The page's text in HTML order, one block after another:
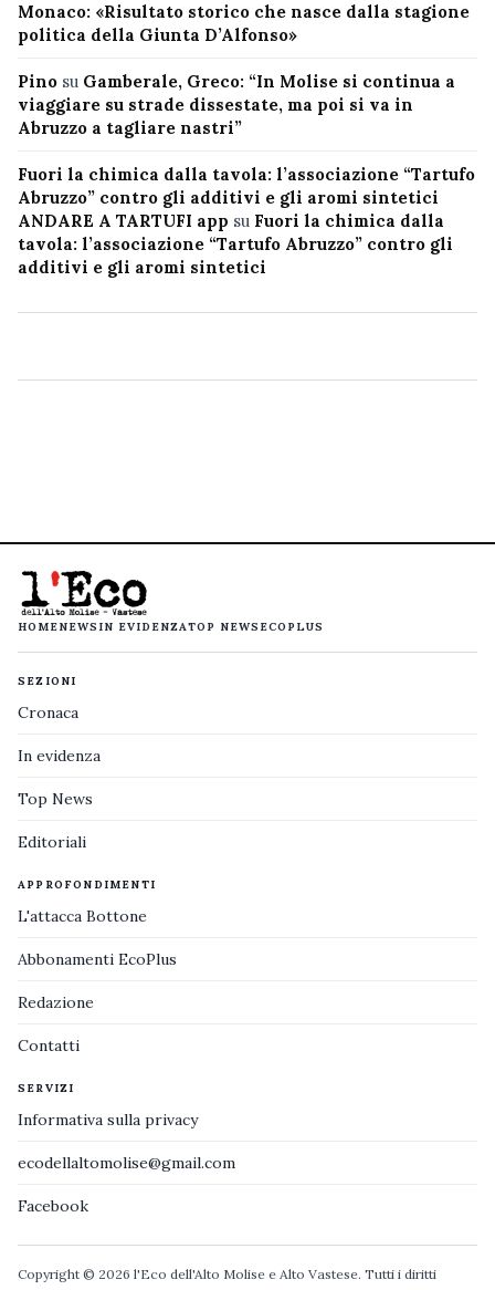
Monaco: «Risultato storico che nasce dalla stagione
politica della Giunta D’Alfonso»
Pino su Gamberale, Greco: “In Molise si continua a
viaggiare su strade dissestate, ma poi si va in
Abruzzo a tagliare nastri”
Fuori la chimica dalla tavola: l’associazione “Tartufo
Abruzzo” contro gli additivi e gli aromi sintetici
ANDARE A TARTUFI app su Fuori la chimica dalla
tavola: l’associazione “Tartufo Abruzzo” contro gli
additivi e gli aromi sintetici
HOMENEWS IN EVIDENZATOP NEWS ECOPLUS
SEZIONI
Cronaca
In evidenza
Top News
Editoriali
APPROFONDIMENTI
L'attacca Bottone
Abbonamenti EcoPlus
Redazione
Contatti
SERVIZI
Informativa sulla privacy
ecodellaltomolise@gmail.com
Facebook
Copyright © 2026 l'Eco dell'Alto Molise e Alto Vastese. Tutti i diritti